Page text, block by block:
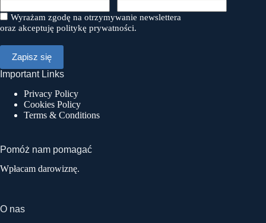
Wyrażam zgodę na otrzymywanie newslettera
oraz akceptuję politykę prywatności.
Important Links
Privacy Policy
Cookies Policy
Terms & Conditions
Pomóż nam pomagać
Wpłacam darowiznę.
O nas